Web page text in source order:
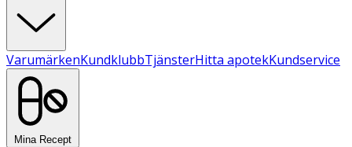
VarumärkenKundklubbTjänsterHitta apotekKundservice
Mina Recept